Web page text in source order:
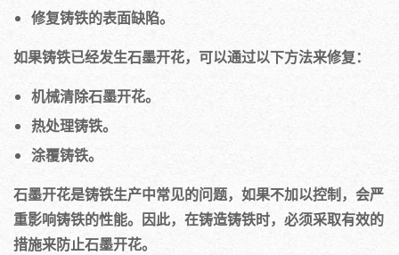
修复铸铁的表面缺陷。
如果铸铁已经发生石墨开花，可以通过以下方法来修复：
机械清除石墨开花。
热处理铸铁。
涂覆铸铁。
石墨开花是铸铁生产中常见的问题，如果不加以控制，会严
重影响铸铁的性能。因此，在铸造铸铁时，必须采取有效的
措施来防止石墨开花。